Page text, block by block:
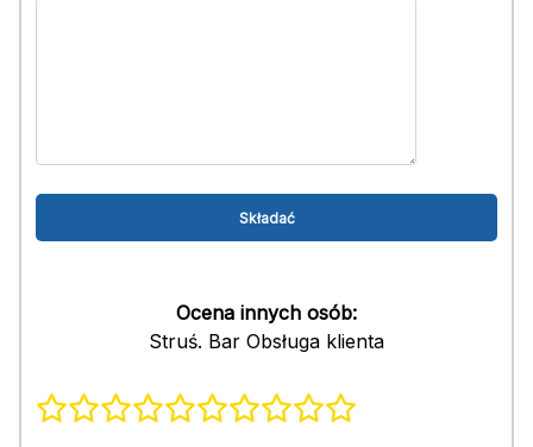
Ocena innych osób:
Struś. Bar Obsługa klienta